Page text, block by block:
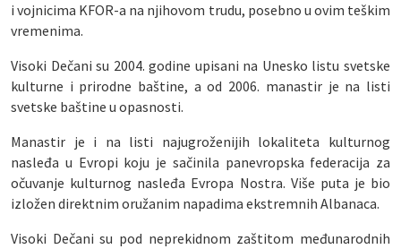
i vojnicima KFOR-a na njihovom trudu, posebno u ovim teškim
vremenima.
Visoki Dečani su 2004. godine upisani na Unesko listu svetske
kulturne i prirodne baštine, a od 2006. manastir je na listi
svetske baštine u opasnosti.
Manastir je i na listi najugroženijih lokaliteta kulturnog
nasleđa u Evropi koju je sačinila panevropska federacija za
očuvanje kulturnog nasleđa Evropa Nostra. Više puta je bio
izložen direktnim oružanim napadima ekstremnih Albanaca.
Visoki Dečani su pod neprekidnom zaštitom međunarodnih